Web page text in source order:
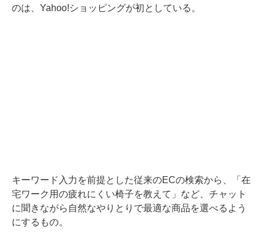
のは、Yahoo!ショッピングが初としている。
キーワード入力を前提とした従来のECの検索から、「在
宅ワーク用の疲れにくい椅子を教えて」など、チャット
に聞きながら自然なやりとりで最適な商品を選べるよう
にするもの。